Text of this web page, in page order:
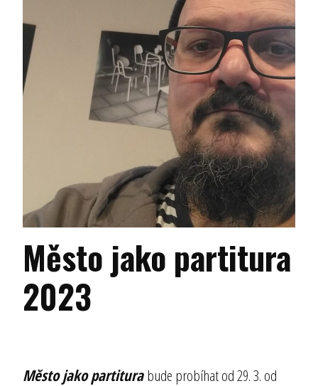
Město jako partitura
2023
Město jako partitura bude probíhat od 29. 3. od